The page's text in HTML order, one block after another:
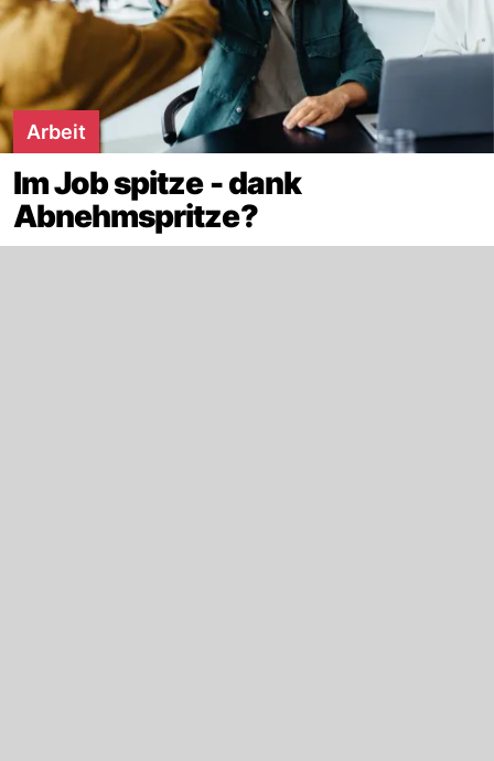
Arbeit
Im Job spitze - dank
Abnehmspritze?